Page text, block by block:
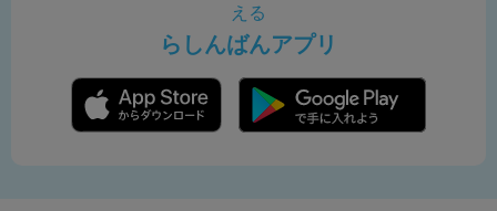
える
らしんばんアプリ